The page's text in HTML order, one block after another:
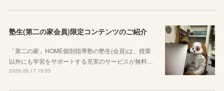
塾生(第二の家会員)限定コンテンツのご紹介
「第二の家」HOME個別指導塾の塾生(会員)は、授業
以外にも学習をサポートする充実のサービスが無料…
2026.05.17 15:05